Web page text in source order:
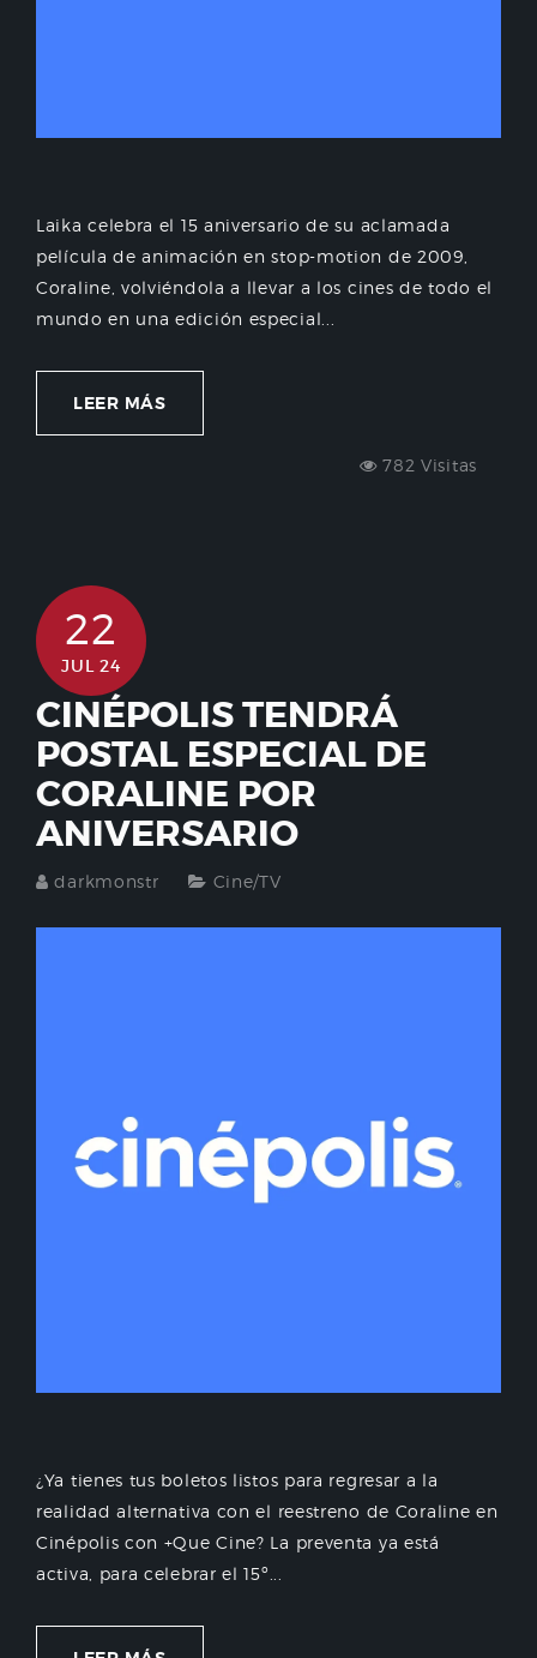
Laika celebra el 15 aniversario de su aclamada
película de animación en stop-motion de 2009,
Coraline, volviéndola a llevar a los cines de todo el
mundo en una edición especial...
LEER MÁS
782 Visitas
22
JUL 24
CINÉPOLIS TENDRÁ
POSTAL ESPECIAL DE
CORALINE POR
ANIVERSARIO
darkmonstr Cine/TV
¿Ya tienes tus boletos listos para regresar a la
realidad alternativa con el reestreno de Coraline en
Cinépolis con +Que Cine? La preventa ya está
activa, para celebrar el 15º...